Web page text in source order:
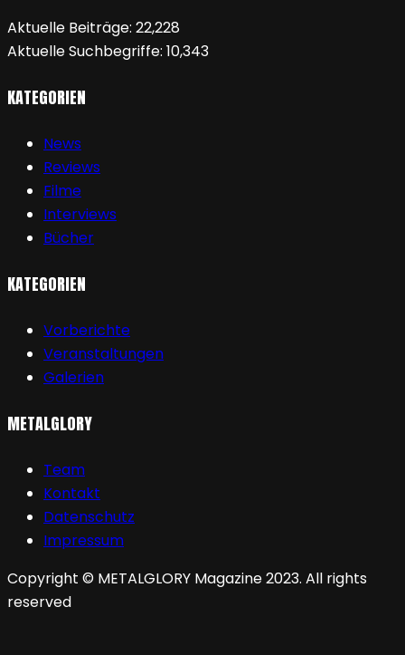
Aktuelle Beiträge: 22,228
Aktuelle Suchbegriffe: 10,343
KATEGORIEN
News
Reviews
Filme
Interviews
Bücher
KATEGORIEN
Vorberichte
Veranstaltungen
Galerien
METALGLORY
Team
Kontakt
Datenschutz
Impressum
Copyright © METALGLORY Magazine 2023. All rights
reserved